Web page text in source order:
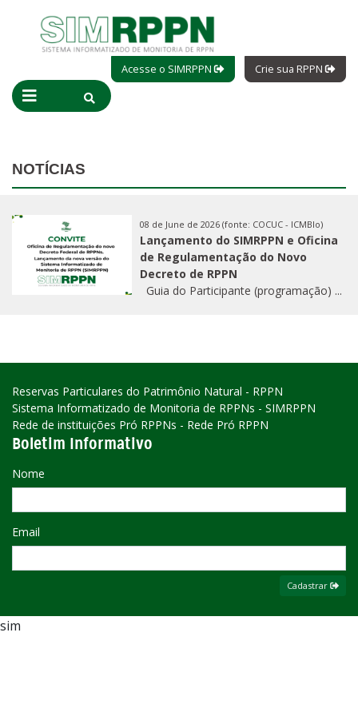
Acesse o SIMRPPN Crie sua RPPN
NOTÍCIAS
08 de June de 2026 (fonte: COCUC - ICMBIo)
Lançamento do SIMRPPN e Oficina
de Regulamentação do Novo
Decreto de RPPN
Guia do Participante (programação) ...
Reservas Particulares do Patrimônio Natural - RPPN
Sistema Informatizado de Monitoria de RPPNs - SIMRPPN
Rede de instituições Pró RPPNs - Rede Pró RPPN
Boletim Informativo
Nome
Email
Cadastrar
sim